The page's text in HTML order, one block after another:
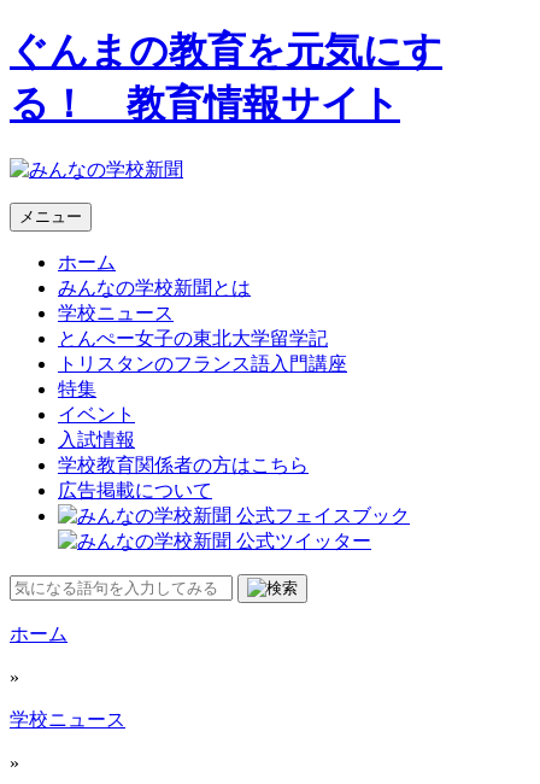
ぐんまの教育を元気にす
る！ 教育情報サイト
メニュー
ホーム
みんなの学校新聞とは
学校ニュース
とんぺー女子の東北大学留学記
トリスタンのフランス語入門講座
特集
イベント
入試情報
学校教育関係者の方はこちら
広告掲載について
ホーム
»
学校ニュース
»